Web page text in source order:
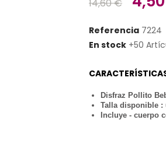
14,60 €
Referencia 7224
En stock +50
Disfraz Pollito
Talla disponible :
Incluye - cuerpo